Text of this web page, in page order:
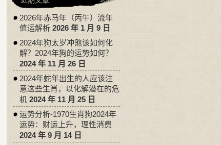
2026年赤马年（丙午）流年
值运解析 2026 年 1 月 9 日
2024年狗太岁冲煞该如何化
解？2024年狗的运势如何？
2024 年 11 月 26 日
2024年蛇年出生的人应该注
意这些生肖，以化解潜在的危
机 2024 年 11 月 25 日
运势分析-1970生肖狗2024年
运势：财运上升，理性消费
2024 年 9 月 14 日